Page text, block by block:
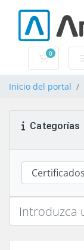
0
Carrito
Inicio del portal
Categorías